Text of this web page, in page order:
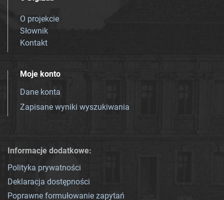
O projekcie
Słownik
Kontakt
Moje konto
Dane konta
Zapisane wyniki wyszukiwania
Informacje dodatkowe:
Polityka prywatności
Deklaracja dostępności
Poprawne formułowanie zapytań